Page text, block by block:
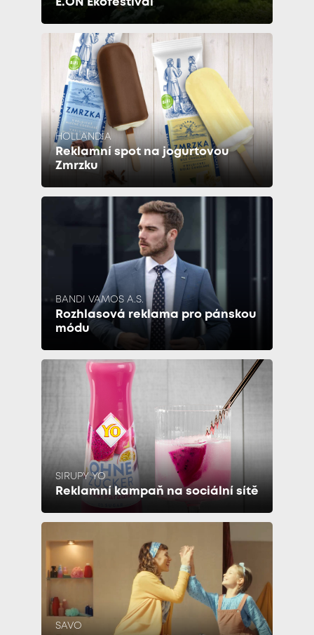
E.ON Ekofestival
HOLLANDIA
Reklamní spot na jogurtovou
Zmrzku
BANDI VAMOS A.S.
Rozhlasová reklama pro pánskou
módu
SIRUPY YO
Reklamní kampaň na sociální sítě
SAVO